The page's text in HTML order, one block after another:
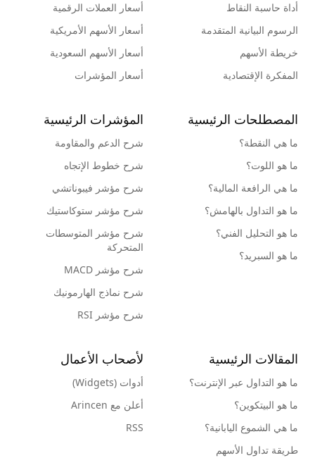
أداة حاسبة النقاط
الرسوم البيانية المتقدمة
خريطة الأسهم
المفكرة الإقتصادية
أسعار العملات الرقمية
أسعار الأسهم الأمريكية
أسعار الأسهم السعودية
أسعار المؤشرات
المصطلحات الرئيسية
ما هي النقطة؟
ما هو اللوت؟
ما هي الرافعة المالية؟
ما هو التداول بالهامش؟
ما هو التحليل الفني؟
ما هو السبريد؟
المؤشرات الرئيسية
شرح الدعم والمقاومة
شرح خطوط الإتجاه
شرح مؤشر فيبوناتشي
شرح مؤشر ستوكاستيك
شرح مؤشر المتوسطات
المتحركة
شرح مؤشر MACD
شرح نماذج الهارمونيك
شرح مؤشر RSI
المقالات الرئيسية
ما هو التداول عبر الإنترنت؟
ما هو البيتكوين؟
ما هي الشموع اليابانية؟
طريقة تداول الأسهم
لأصحاب الأعمال
أدوات (Widgets)
أعلن مع Arincen
RSS